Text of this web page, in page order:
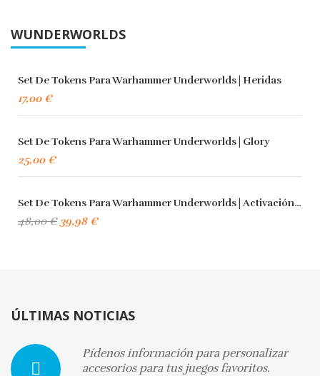
WUNDERWORLDS
Set De Tokens Para Warhammer Underworlds | Heridas
17,00 €
Set De Tokens Para Warhammer Underworlds | Glory
25,00 €
Set De Tokens Para Warhammer Underworlds | Activación, Heridas Y Glory
48,00 € 39,98 €
ÚLTIMAS NOTICIAS
Pídenos información para personalizar
accesorios para tus juegos favoritos.